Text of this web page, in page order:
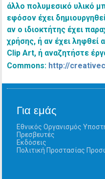
άλλο πολυμεσικό υλικό
εφόσον έχει
αν ο ιδιοκτήτης έχει
χρήσης, ή αν έχει ληφθεί
Clip Art, ή αναζητήστε
Commons: http://
Για εμάς
Εθνικός Οργανισμός
Πρεσβευτές
Εκδόσεις
Πολιτική Προστασίας